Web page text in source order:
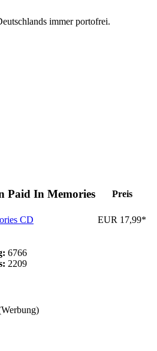
immer portofrei.
Paid In Memories Preis
CD
EUR 17,99*
6766
2209